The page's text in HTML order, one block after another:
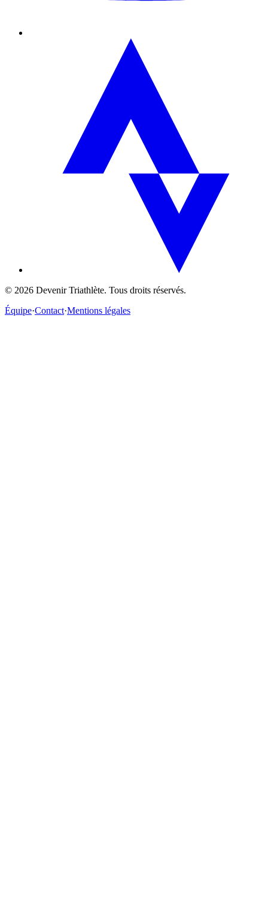
© 2026 Devenir Triathlète. Tous droits réservés.
Équipe·Contact·Mentions légales